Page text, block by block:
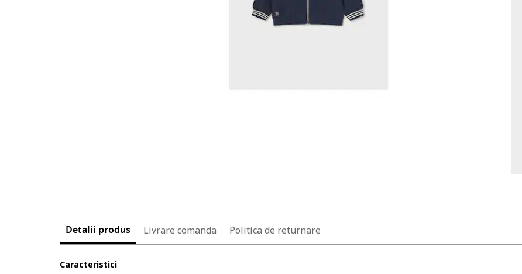
Detalii produs Livrare comanda Politica de returnare
Caracteristici